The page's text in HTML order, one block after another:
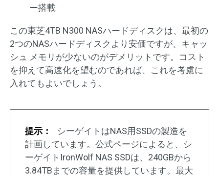
ー搭載
この東芝4TB N300 NASハードディスクは、最初の
2つのNASハードディスクより安価ですが、キャッ
シュ メモリが少ないのがデメリットです。コスト
を抑えて高速化を望むのであれば、これを考慮に
入れてもよいでしょう。
提示：
シーゲイトはNAS用SSDの製造を
計画しています。公式ページによると、シ
ーゲイトIronWolf NAS SSDは、240GBから
3.84TBまでの容量を提供しています。最大